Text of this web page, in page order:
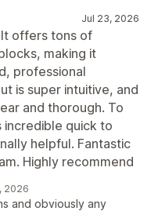
Jul 23, 2026
offers tons of
making it
professional
is super intuitive, and
and thorough. To
quick to
helpful. Fantastic
Highly recommend
2026
and obviously any